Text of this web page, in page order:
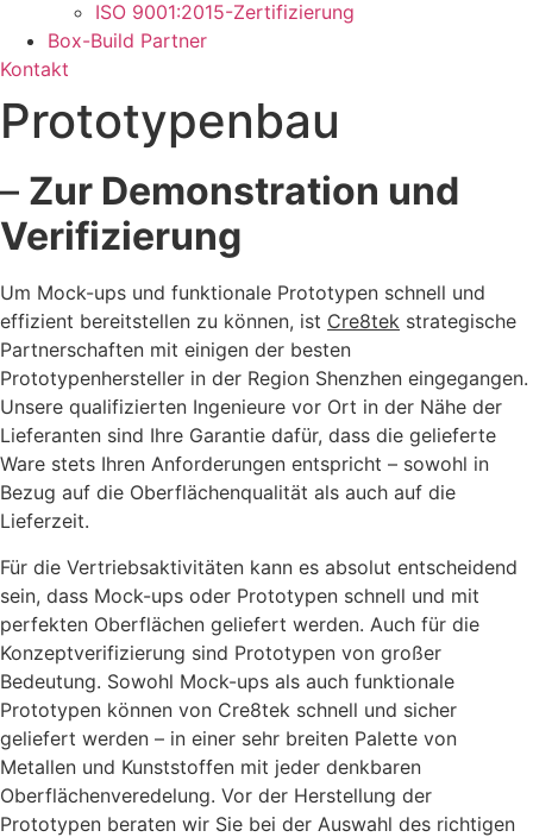
ISO 9001:2015-Zertifizierung
Box-Build Partner
Kontakt
Prototypenbau
– Zur Demonstration und
Verifizierung
Um Mock-ups und funktionale Prototypen schnell und
effizient bereitstellen zu können, ist Cre8tek strategische
Partnerschaften mit einigen der besten
Prototypenhersteller in der Region Shenzhen eingegangen.
Unsere qualifizierten Ingenieure vor Ort in der Nähe der
Lieferanten sind Ihre Garantie dafür, dass die gelieferte
Ware stets Ihren Anforderungen entspricht – sowohl in
Bezug auf die Oberflächenqualität als auch auf die
Lieferzeit.
Für die Vertriebsaktivitäten kann es absolut entscheidend
sein, dass Mock-ups oder Prototypen schnell und mit
perfekten Oberflächen geliefert werden. Auch für die
Konzeptverifizierung sind Prototypen von großer
Bedeutung. Sowohl Mock-ups als auch funktionale
Prototypen können von Cre8tek schnell und sicher
geliefert werden – in einer sehr breiten Palette von
Metallen und Kunststoffen mit jeder denkbaren
Oberflächenveredelung. Vor der Herstellung der
Prototypen beraten wir Sie bei der Auswahl des richtigen